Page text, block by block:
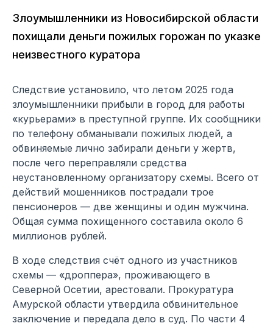
Злоумышленники из Новосибирской области
похищали деньги пожилых горожан по указке
неизвестного куратора
Следствие установило, что летом 2025 года
злоумышленники прибыли в город для работы
«курьерами» в преступной группе. Их сообщники
по телефону обманывали пожилых людей, а
обвиняемые лично забирали деньги у жертв,
после чего переправляли средства
неустановленному организатору схемы. Всего от
действий мошенников пострадали трое
пенсионеров — две женщины и один мужчина.
Общая сумма похищенного составила около 6
миллионов рублей.
В ходе следствия счёт одного из участников
схемы — «дроппера», проживающего в
Северной Осетии, арестовали. Прокуратура
Амурской области утвердила обвинительное
заключение и передала дело в суд. По части 4